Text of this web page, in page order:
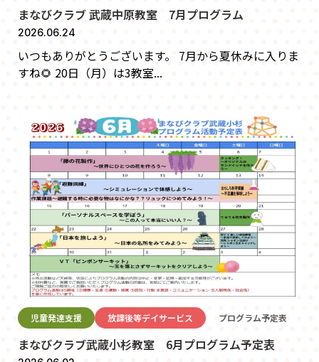
まなびクラブ 武蔵中原教室 7月プログラム
2026.06.24
いつもありがとうございます。 7月から夏休みに入りま
すね🌻 20日（月）は3教室...
児童発達支援 放課後等デイサービス プログラム予定表
まなびクラブ武蔵小杉教室 6月プログラム予定表